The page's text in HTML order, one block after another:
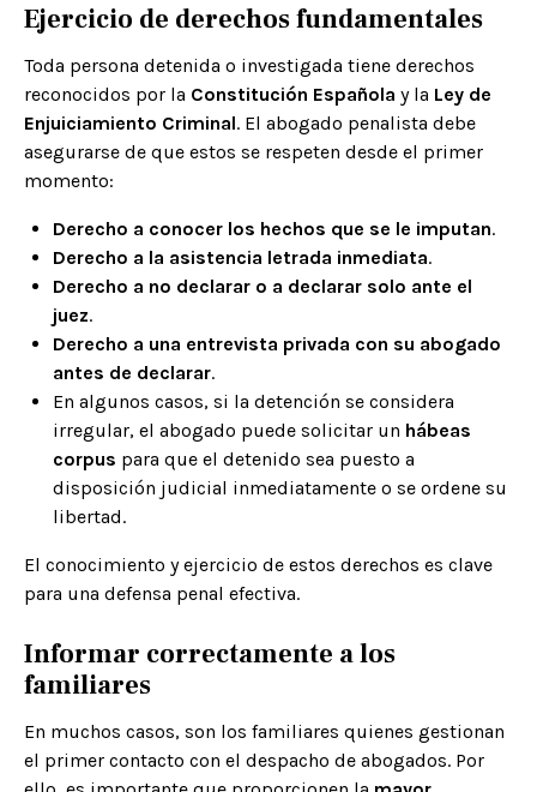
Ejercicio de derechos fundamentales
Toda persona detenida o investigada tiene derechos
reconocidos por la Constitución Española y la Ley de
Enjuiciamiento Criminal. El abogado penalista debe
asegurarse de que estos se respeten desde el primer
momento:
Derecho a conocer los hechos que se le imputan.
Derecho a la asistencia letrada inmediata.
Derecho a no declarar o a declarar solo ante el
juez.
Derecho a una entrevista privada con su abogado
antes de declarar.
En algunos casos, si la detención se considera
irregular, el abogado puede solicitar un hábeas
corpus para que el detenido sea puesto a
disposición judicial inmediatamente o se ordene su
libertad.
El conocimiento y ejercicio de estos derechos es clave
para una defensa penal efectiva.
Informar correctamente a los
familiares
En muchos casos, son los familiares quienes gestionan
el primer contacto con el despacho de abogados. Por